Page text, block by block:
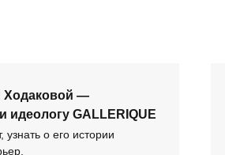
о его истории
Ходаковой —
идеологу GALLERIQUE